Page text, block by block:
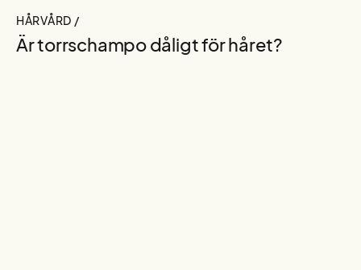
HÅRVÅRD /
Är torrschampo dåligt för håret?